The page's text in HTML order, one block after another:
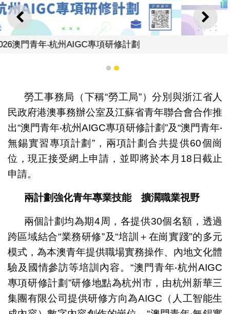
上一則 下一
2026澳門青年‧無錫實習專項計劃
1 2
勞工事務局（下稱“勞工局”）分別與浙江省人
民政府港澳事務辦公室及江蘇省青年聯合會合作推
出“澳門青年‧杭州AIGC專項研修計劃”及“澳門青年‧
無錫實習專項計劃”，兩項計劃合共提供60個崗
位，現正接受網上申請，並即將於本月18日截止
申請。
兩計劃強化青年專業技能 擴濶職業視野
兩個計劃均為期4周，各提供30個名額，透過
跨區域結合“業務研修”及“培訓＋在崗實踐”的多元
模式，為本澳青年提供職場實務操作、內地文化體
驗及國情參訪等培訓內容。“澳門青年‧杭州AIGC
專項研修計劃”研修地點為杭州市，由杭州新華三
集團有限公司提供研修方向為AIGC（人工智能生